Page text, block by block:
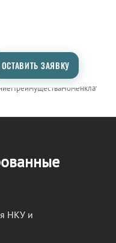
ОСТАВИТЬ ЗАЯВКУ
ПреимуществаНоменклатура
НКУ и